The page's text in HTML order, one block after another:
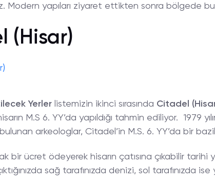
Modern yapıları ziyaret ettikten sonra bölgede
(Hisar)
Yerler listemizin ikinci sırasında Citadel
M.S 6. YY’da yapıldığı tahmin ediliyor. 1979
arkeologlar, Citadel’in M.S. 6. YY’da bir
bir ücret ödeyerek hisarın çatısına çıkabilir tarihi
sağ tarafınızda denizi, sol tarafınızda